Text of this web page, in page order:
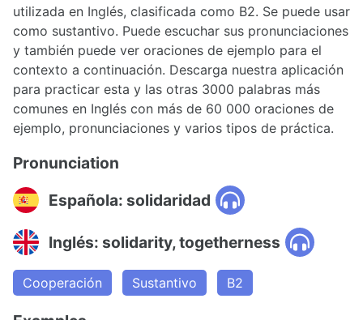
utilizada en Inglés, clasificada como B2. Se puede usar
como sustantivo. Puede escuchar sus pronunciaciones
y también puede ver oraciones de ejemplo para el
contexto a continuación. Descarga nuestra aplicación
para practicar esta y las otras 3000 palabras más
comunes en Inglés con más de 60 000 oraciones de
ejemplo, pronunciaciones y varios tipos de práctica.
Pronunciation
Española: solidaridad
Inglés: solidarity, togetherness
Cooperación Sustantivo B2